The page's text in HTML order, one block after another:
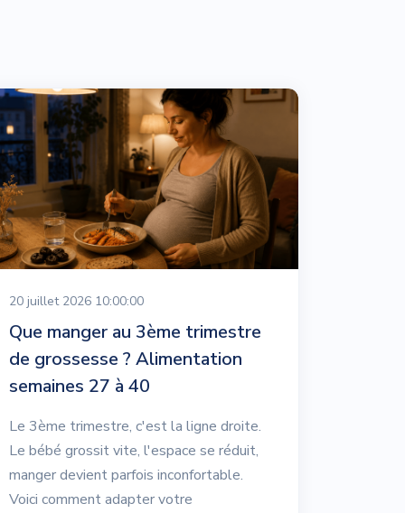
20 juillet 2026 10:00:00
Que manger au 3ème trimestre
de grossesse ? Alimentation
semaines 27 à 40
Le 3ème trimestre, c'est la ligne droite.
Le bébé grossit vite, l'espace se réduit,
manger devient parfois inconfortable.
Voici comment adapter votre